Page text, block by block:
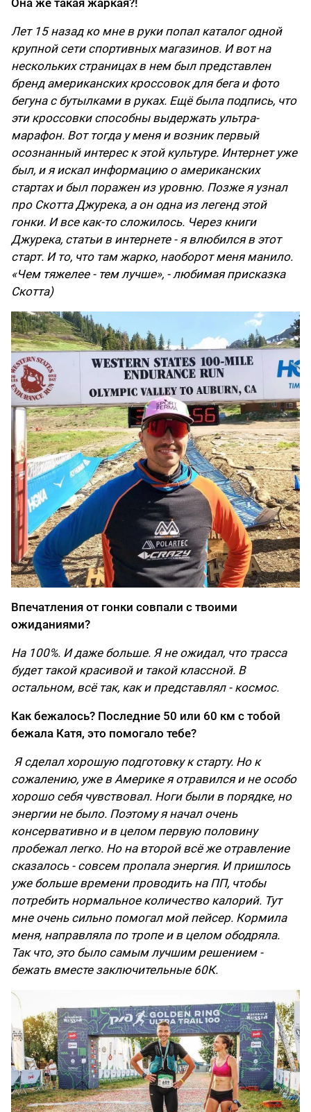
Лет 15 назад ко мне в руки попал каталог одной
крупной сети спортивных магазинов. И вот на
нескольких страницах в нем был представлен
бренд американских кроссовок для бега и фото
бегуна с бутылками в руках. Ещё была подпись, что
эти кроссовки способны выдержать ультра-
марафон. Вот тогда у меня и возник первый
осознанный интерес к этой культуре. Интернет уже
был, и я искал информацию о американских
стартах и был поражен из уровню. Позже я узнал
про Скотта Джурека, а он одна из легенд этой
гонки. И все как-то сложилось. Через книги
Джурека, статьи в интернете - я влюбился в этот
старт. И то, что там жарко, наоборот меня манило.
«Чем тяжелее - тем лучше», - любимая присказка
Скотта)
Впечатления от гонки совпали с твоими
ожиданиями?
На 100%. И даже больше. Я не ожидал, что трасса
будет такой красивой и такой классной. В
остальном, всё так, как и представлял - космос.
Как бежалось? Последние 50 или 60 км с тобой
бежала Катя, это помогало тебе?
Я сделал хорошую подготовку к старту. Но к
сожалению, уже в Америке я отравился и не особо
хорошо себя чувствовал. Ноги были в порядке, но
энергии не было. Поэтому я начал очень
консервативно и в целом первую половину
пробежал легко. Но на второй всё же отравление
сказалось - совсем пропала энергия. И пришлось
уже больше времени проводить на ПП, чтобы
потребить нормальное количество калорий. Тут
мне очень сильно помогал мой пейсер. Кормила
меня, направляла по тропе и в целом ободряла.
Так что, это было самым лучшим решением -
бежать вместе заключительные 60К.